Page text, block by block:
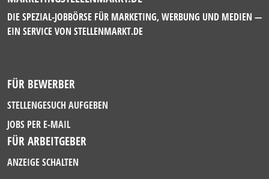
DIE SPEZIAL-JOBBÖRSE FÜR MARKETING, WERBUNG UND MEDIEN —
EIN SERVICE VON STELLENMARKT.DE
FÜR BEWERBER
STELLENGESUCH AUFGEBEN
JOBS PER E-MAIL
FÜR ARBEITGEBER
ANZEIGE SCHALTEN